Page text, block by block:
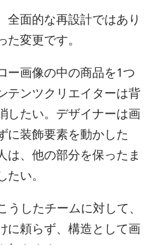
全面的な再設計ではあり
変更です。
ー画像の中の商品を1つ
テンツクリエイターは背
したい。デザイナーは画
に装飾要素を動かした
は、他の部分を保ったま
い。
したチームに対して、
に頼らず、構造として画